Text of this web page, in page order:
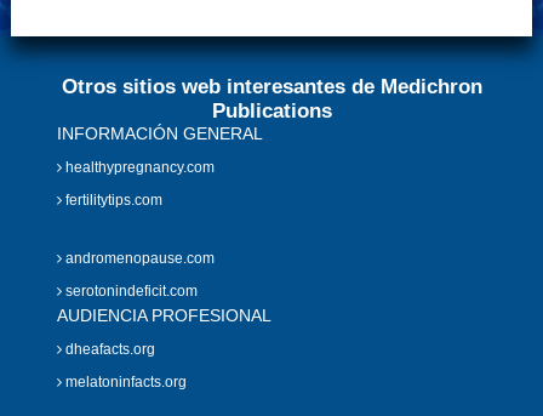
Otros sitios web interesantes de Medichron
Publications
INFORMACIÓN GENERAL
healthypregnancy.com
fertilitytips.com
andromenopause.com
serotonindeficit.com
AUDIENCIA PROFESIONAL
dheafacts.org
melatoninfacts.org